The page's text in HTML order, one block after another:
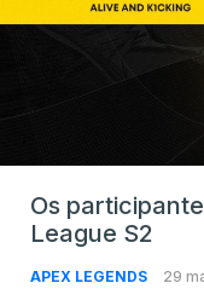
Os
League S2
APEX LEGENDS 29